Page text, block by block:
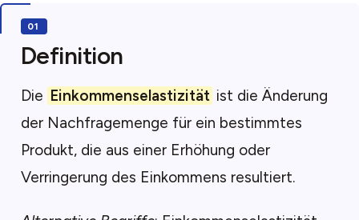
Definition
Die Einkommenselastizität ist die Änderung
der Nachfragemenge für ein bestimmtes
Produkt, die aus einer Erhöhung oder
Verringerung des Einkommens resultiert.